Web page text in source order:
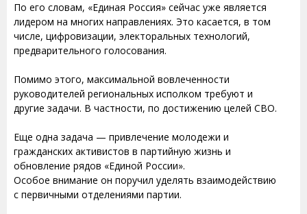
По его словам, «Единая Россия» сейчас уже является
лидером на многих направлениях. Это касается, в том
числе, цифровизации, электоральных технологий,
предварительного голосования.
Помимо этого, максимальной вовлеченности
руководителей региональных исполком требуют и
другие задачи. В частности, по достижению целей СВО.
Еще одна задача — привлечение молодежи и
гражданских активистов в партийную жизнь и
обновление рядов «Единой России».
Особое внимание он поручил уделять взаимодействию
с первичными отделениями партии.